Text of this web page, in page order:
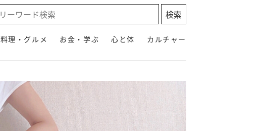
料理・グルメ お金・学ぶ 心と体 カルチャー